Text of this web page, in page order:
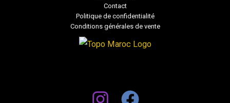
Contact
Politique de confidentialité
Conditions générales de vente